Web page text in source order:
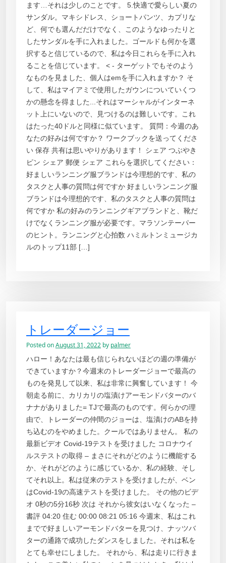
ます…それは少しのことです。 5.快適で愛らしい夏の
サンダル。マキシドレス、ショートパンツ、カプリな
ど、何でも選んだだけでなく、このようなゆったりと
したサンダルを手に入れました。ゴールドも何かを選
択すると信じているので、私は今日これらを手に入れ
ることを信じています。 < - ターゲットでもそのよう
なものを見ました、個人はemを手に入れますか？ そ
して、私はマイアミで使用したガウンについていくつ
かの懸念を得ました...それはマーシャルがインターネ
ット上にいないので、見つけるのは難しいです。これ
はたった40ドルと同様に似ています。 質問：今週のあ
なたの好みは何ですか？ ワークブックを送ってくださ
い 保存 共有は思いやりがあります！ シェア つぶやき
ピン シェア 郵便 シェア これらを選択してください：
好ましいランニング服ブランドは今理想的です、私の
タスクと人事の質問は何ですか 好ましいランニング服
ブランドは今理想的です、私のタスクと人事の質問は
何ですか 私の好みのランニングギアブランドと、靴だ
けでなくランニング服が必要です。マラソンテーパー
のヒント。ランニングと心拍数 ハミルトンミュージカ
ルのトップ11部 […]
トレーダージョー
Posted onAugust 31, 2022 by palmer
ハロー！あなたは最も信じられないほどの週の準備が
できていますか？今週末のトレーダージョーで最高の
ものを発見して以来、私は非常に興奮しています！ 今
朝走る前に、カリカリの塩漬けアーモンドバターのバ
ナナがありました= TJで最高のものです。何らかの理
由で、トレーダーの仲間のジョーは、塩漬けのABを持
ち込むのをやめました。クールではありません。 私の
最新ビデオ Covid-19テストを受けました コロナウイ
ルステストの取得 – まさにそれがどのように機能する
か、それがどのように感じているか、私の経験、そし
てそれ以上。私は従来のテストを受けましたが、ベン
はCovid-19の高速テストを受けました。 その他のビデ
オ 0秒の5分16秒 次は それから彼女はいなくなった –
書評 04:20 住む 00:00 08:21 05:16 今週末、私はこれ
までで好ましいアーモンドバターを見つけ、ナッツバ
ターの通路で成功したダンスをしました。それは私を
とても幸せにしました。 それから、私は走りに行きま